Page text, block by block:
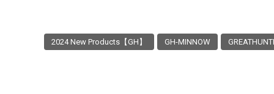
2024 New Products【GH】 GH-MINNOW